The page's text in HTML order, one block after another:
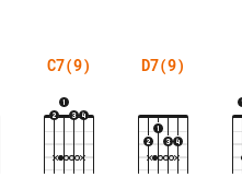
C7(9) D7(9)